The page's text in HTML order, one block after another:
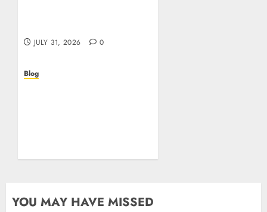
JULY 31, 2026 0
Blog
JULY 26, 2026 0
YOU MAY HAVE MISSED